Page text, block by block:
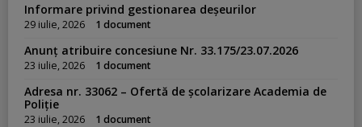
Informare privind gestionarea deșeurilor
29 iulie, 2026 1 document
Anunț atribuire concesiune Nr. 33.175/23.07.2026
23 iulie, 2026 1 document
Adresa nr. 33062 – Ofertă de școlarizare Academia de
Poliție
23 iulie, 2026 1 document